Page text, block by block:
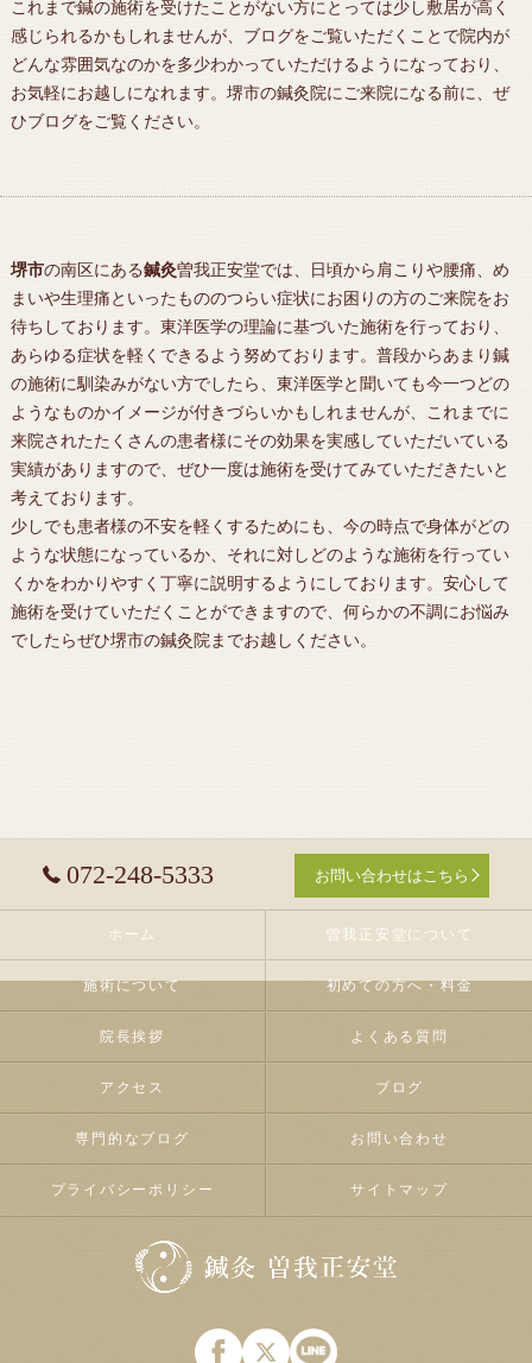
これまで鍼の施術を受けたことがない方にとっては少し敷居が高く
感じられるかもしれませんが、ブログをご覧いただくことで院内が
どんな雰囲気なのかを多少わかっていただけるようになっており、
お気軽にお越しになれます。堺市の鍼灸院にご来院になる前に、ぜ
ひブログをご覧ください。
堺市の南区にある鍼灸曽我正安堂では、日頃から肩こりや腰痛、め
まいや生理痛といったもののつらい症状にお困りの方のご来院をお
待ちしております。東洋医学の理論に基づいた施術を行っており、
あらゆる症状を軽くできるよう努めております。普段からあまり鍼
の施術に馴染みがない方でしたら、東洋医学と聞いても今一つどの
ようなものかイメージが付きづらいかもしれませんが、これまでに
来院されたたくさんの患者様にその効果を実感していただいている
実績がありますので、ぜひ一度は施術を受けてみていただきたいと
考えております。
少しでも患者様の不安を軽くするためにも、今の時点で身体がどの
ような状態になっているか、それに対しどのような施術を行ってい
くかをわかりやすく丁寧に説明するようにしております。安心して
施術を受けていただくことができますので、何らかの不調にお悩み
でしたらぜひ堺市の鍼灸 院までお越しください。
072-248-5333 お問い合わせはこちら
ホーム 曽我正安堂について
施術について 初めての方へ・料金
院長挨拶 よくある質問
アクセス ブログ
専門的なブログ お問い合わせ
プライバシーポリシー サイトマップ